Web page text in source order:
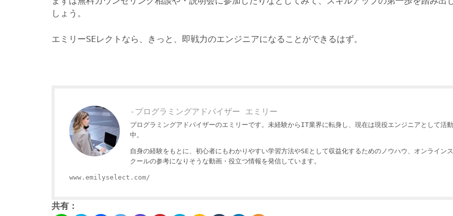
しょう。
エミリーSEレクトなら、きっと、即戦力のエンジニアになることができるはず。
-プログラミングアドバイザー エミリー
プログラミングアドバイザーのエミリーです。未経験からIT業界に転身し、現在は現役エンジニアとして活動
中。
自身の経験をもとに、初心者にもわかりやすい学習方法やSEとして収益化するためのノウハウ、オンラインス
クールの参考になりそうな動画・役立つ情報を発信しています。
www.emilyselect.com/
共有：